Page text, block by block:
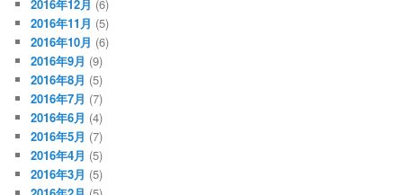
2016年12月 (6)
2016年11月 (5)
2016年10月 (6)
2016年9月 (9)
2016年8月 (5)
2016年7月 (7)
2016年6月 (4)
2016年5月 (7)
2016年4月 (5)
2016年3月 (5)